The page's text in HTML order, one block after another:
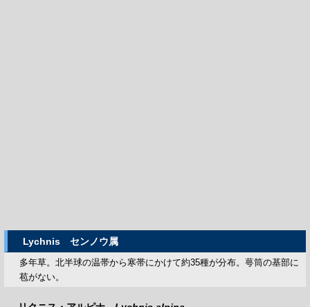
Lychnis センノウ属
多年草。北半球の温帯から寒帯にかけて約35種が分布。萼筒の基部に
苞がない。